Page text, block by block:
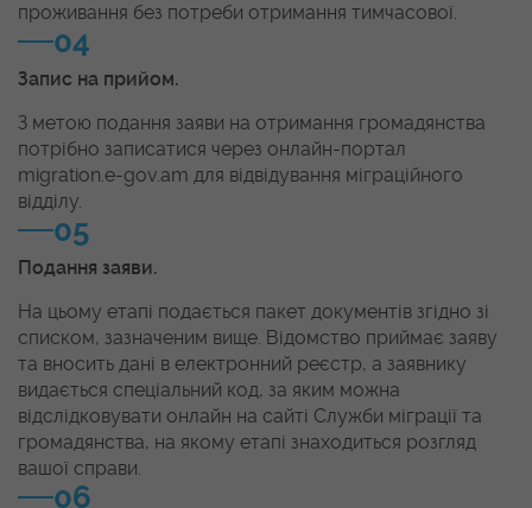
проживання без потреби отримання тимчасової.
04
Запис на прийом.
З метою подання заяви на отримання громадянства
потрібно записатися через онлайн-портал
migration.e-gov.am для відвідування міграційного
відділу.
05
Подання заяви.
На цьому етапі подається пакет документів згідно зі
списком, зазначеним вище. Відомство приймає заяву
та вносить дані в електронний реєстр, а заявнику
видається спеціальний код, за яким можна
відслідковувати онлайн на сайті Служби міграції та
громадянства, на якому етапі знаходиться розгляд
вашої справи.
06